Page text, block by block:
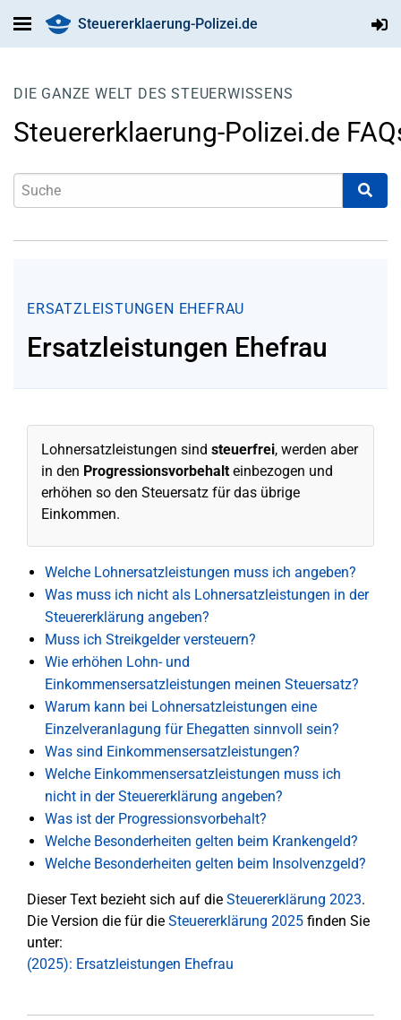
Steuererklaerung-Polizei.de
DIE GANZE WELT DES STEUERWISSENS
Steuererklaerung-Polizei.de
ERSATZLEISTUNGEN EHEFRAU
Ersatzleistungen Ehefrau
Lohnersatzleistungen sind steuerfrei, werden aber
in den Progressionsvorbehalteinbezogen und
erhöhen so den Steuersatz für das übrige
Einkommen.
Welche Lohnersatzleistungen muss ich angeben?
Was muss ich nicht als Lohnersatzleistungen in der
Steuererklärung angeben?
Muss ich Streikgelder versteuern?
Wie erhöhen Lohn- und
Einkommensersatzleistungen meinen Steuersatz?
Warum kann bei Lohnersatzleistungen eine
Einzelveranlagung für Ehegatten sinnvoll sein?
Was sind Einkommensersatzleistungen?
Welche Einkommensersatzleistungen muss ich
nicht in der Steuererklärung angeben?
Was ist der Progressionsvorbehalt?
Welche Besonderheiten gelten beim Krankengeld?
Welche Besonderheiten gelten beim Insolvenzgeld?
Dieser Text bezieht sich auf die Steuererklärung 2023.
Die Version die für die Steuererklärung 2025 finden Sie
unter:
(2025): Ersatzleistungen Ehefrau